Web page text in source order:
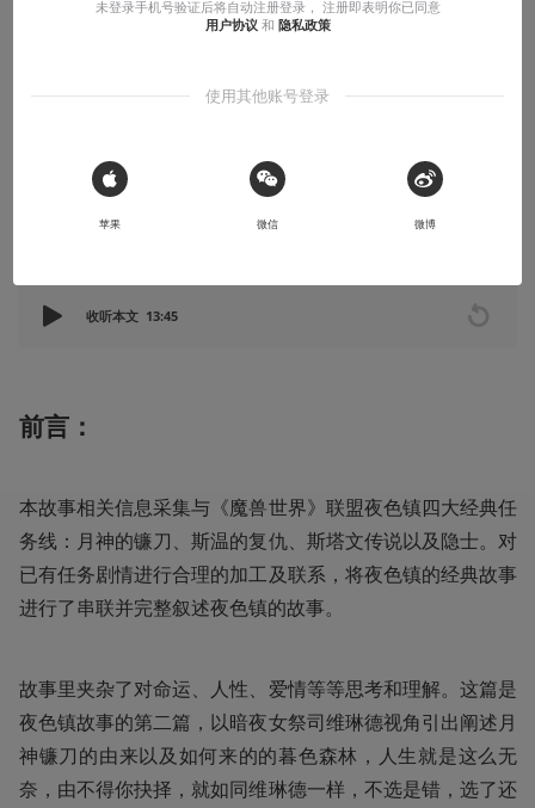
烟囱旁的猫
收听本文 13:45
前言：
本故事相关信息采集与《魔兽世界》联盟夜色镇四大经典任
务线：月神的镰刀、斯温的复仇、斯塔文传说以及隐士。对
已有任务剧情进行合理的加工及联系，将夜色镇的经典故事
进行了串联并完整叙述夜色镇的故事。
故事里夹杂了对命运、人性、爱情等等思考和理解。这篇是
夜色镇故事的第二篇，以暗夜女祭司维琳德视角引出阐述月
神镰刀的由来以及如何来的的暮色森林，人生就是这么无
奈，由不得你抉择，就如同维琳德一样，不选是错，选了还
未登录手机号验证后将自动注册登录， 注册即表明你已同意
用户协议 和 隐私政策
使用其他账号登录
 Sign in with Apple
苹果 微信 微博